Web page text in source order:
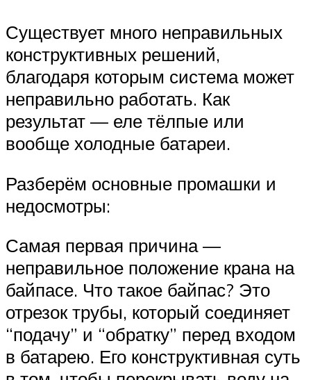
Существует много неправильных
конструктивных решений,
благодаря которым система может
неправильно работать. Как
результат — еле тёлпые или
вообще холодные батареи.
Разберём основные промашки и
недосмотры:
Самая первая причина —
неправильное положение крана на
байпасе. Что такое байпас? Это
отрезок трубы, который соединяет
“подачу” и “обратку” перед входом
в батарею. Его конструктивная суть